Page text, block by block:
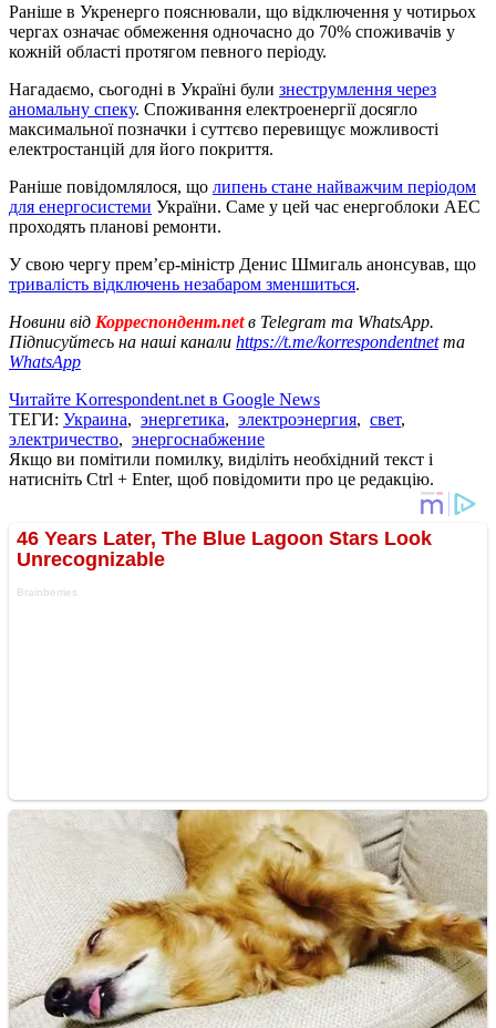
Раніше в Укренерго пояснювали, що відключення у чотирьох
чергах означає обмеження одночасно до 70% споживачів у
кожній області протягом певного періоду.
Нагадаємо, сьогодні в Україні були знеструмлення через
аномальну спеку. Споживання електроенергії досягло
максимальної позначки і суттєво перевищує можливості
електростанцій для його покриття.
Раніше повідомлялося, що липень стане найважчим періодом
для енергосистеми України. Саме у цей час енергоблоки АЕС
проходять планові ремонти.
У свою чергу прем’єр-міністр Денис Шмигаль анонсував, що
тривалість відключень незабаром зменшиться.
Новини від Корреспондент.netв Telegram та WhatsApp.
Підписуйтесь на наші канали https://t.me/korrespondentnetта
WhatsApp
Читайте Korrespondent.net в Google News
ТЕГИ: Украина, энергетика, электроэнергия, свет,
электричество, энергоснабжение
Якщо ви помітили помилку, виділіть необхідний текст і
натисніть Ctrl + Enter, щоб повідомити про це редакцію.